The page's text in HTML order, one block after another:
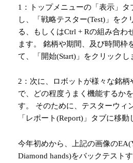
1：トップメニューの「表示」タ
し、「戦略テスター(Test)」をク
る、もしくはCtrl + Rの組み合わ
ます。 銘柄や期間、及び時間枠
て、「開始(Start)」をクリックし
2：次に、ロボットが様々な銘柄
で、どの程度うまく機能するか
す。 そのために、テスターウィ
「レポート(Report)」タブに移動
今年初めから、上記の画像の
Diamond hands)をバックテストす